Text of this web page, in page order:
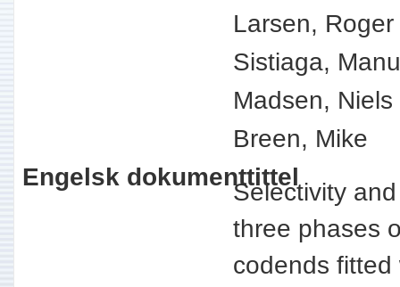
Larsen, Roger
Sistiaga,
Madsen, Niels
Breen, Mike
Engelsk dokumenttittel
Selectivity
three phases
codends